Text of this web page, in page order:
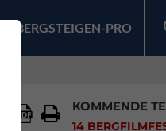
BERGSTEIGEN-PRO
KOMMENDE
14